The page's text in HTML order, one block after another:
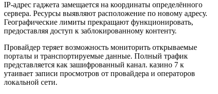
IP-адрес гаджета замещается на координаты определённого
сервера. Ресурсы выявляют расположение по новому адресу.
Географические лимиты прекращают функционировать,
предоставляя доступ к заблокированному контенту.
Провайдер теряет возможность мониторить открываемые
порталы и транспортируемые данные. Полный трафик
представляется как зашифрованный канал. казино 7 к
утаивает записи просмотров от провайдера и операторов
локальной сети.